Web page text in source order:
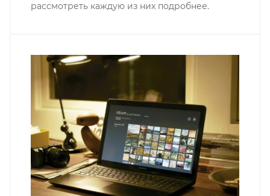
рассмотреть каждую из них подробнее.